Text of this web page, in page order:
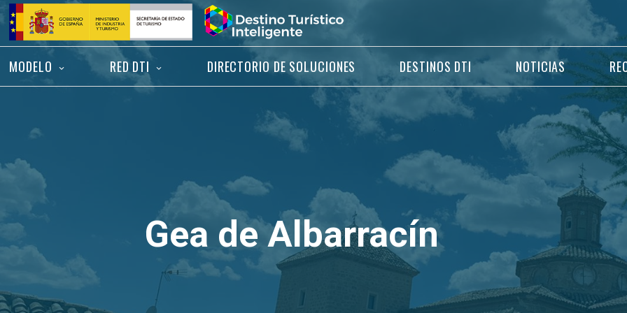
Saltar
contenido
Inicio
MODELO RED DTI DIRECTORIO DE SOLUCIONES DESTINOS DTI NOTICIAS
Gea de Albarracín